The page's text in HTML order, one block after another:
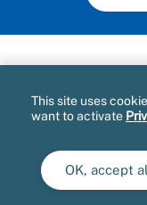
This site uses
want to activate
OK, accept